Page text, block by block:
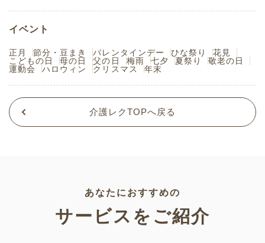
イベント
正月 節分・豆まき バレンタインデー ひな祭り
花見
こどもの日
母の日 父の日 梅雨 七夕 夏祭り
敬老の日
運動会
ハロウィン クリスマス 年末
介護レクTOPへ戻る
あなたにおすすめの
サービスをご紹介